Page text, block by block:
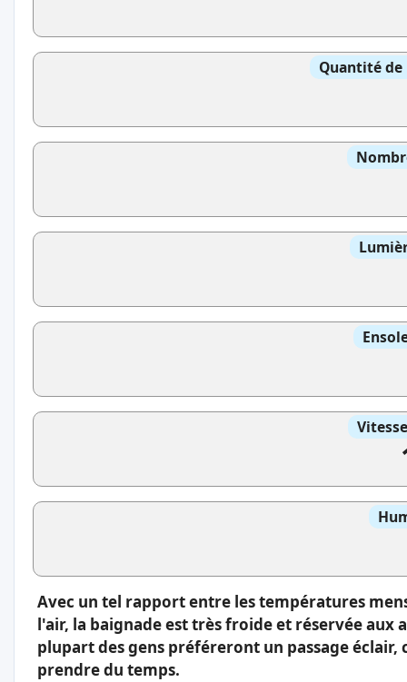
Quantité
Avec un tel rapport entre les températures
l'air, la baignade est très froide et réservée aux
plupart des gens préféreront un passage
prendre du temps.